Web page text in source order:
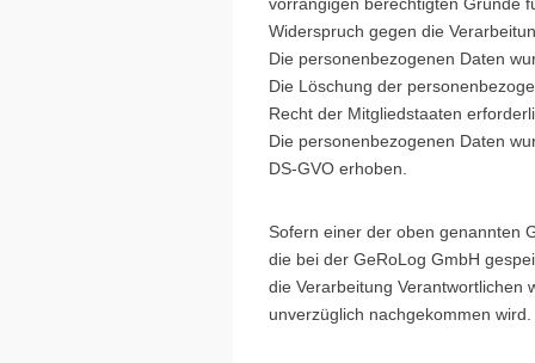
Widerspruch gegen die
Die personenbezogenen Daten
Die Löschung der
Recht der Mitgliedstaaten
Die personenbezogenen Daten
DS-GVO erhoben.
Sofern einer der oben genannten
die bei der GeRoLog GmbH
die Verarbeitung Verantwortlichen
unverzüglich nachgekommen wird.